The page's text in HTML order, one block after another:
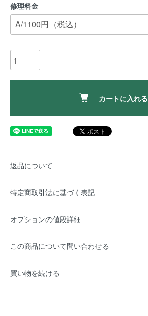
修理料金
カートに入れる
返品について
特定商取引法に基づく表記
オプションの値段詳細
この商品について問い合わせる
買い物を続ける